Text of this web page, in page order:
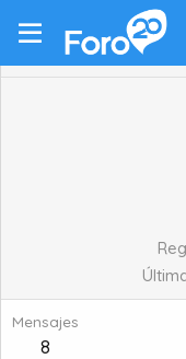
Mensajes
8